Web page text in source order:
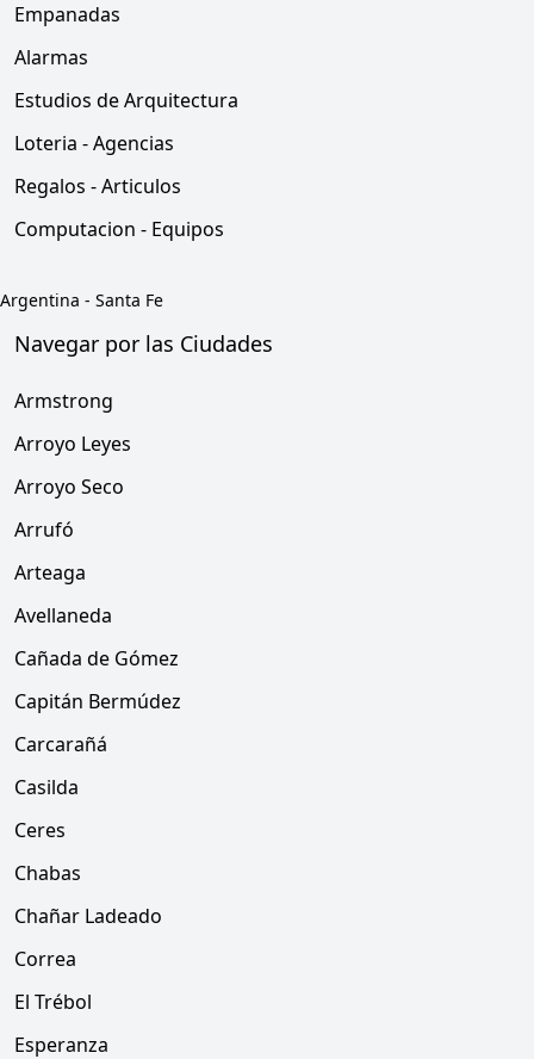
Empanadas
Alarmas
Estudios de Arquitectura
Loteria - Agencias
Regalos - Articulos
Computacion - Equipos
Argentina - Santa Fe
Navegar por las Ciudades
Armstrong
Arroyo Leyes
Arroyo Seco
Arrufó
Arteaga
Avellaneda
Cañada de Gómez
Capitán Bermúdez
Carcarañá
Casilda
Ceres
Chabas
Chañar Ladeado
Correa
El Trébol
Esperanza